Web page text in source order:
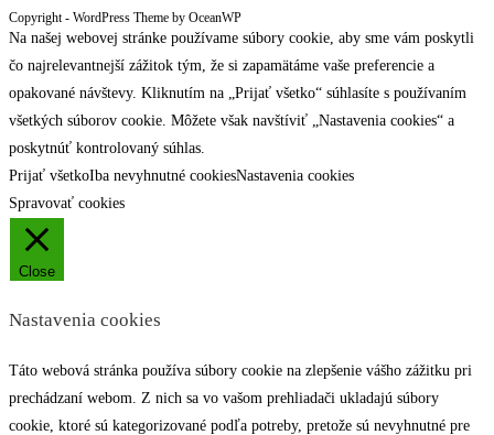
Copyright - WordPress Theme by OceanWP
Na našej webovej stránke používame súbory cookie, aby sme vám poskytli
čo najrelevantnejší zážitok tým, že si zapamätáme vaše preferencie a
opakované návštevy. Kliknutím na „Prijať všetko“ súhlasíte s používaním
všetkých súborov cookie. Môžete však navštíviť „Nastavenia cookies“ a
poskytnúť kontrolovaný súhlas.
Prijať všetkoIba nevyhnutné cookiesNastavenia cookies
Spravovať cookies
Close
Nastavenia cookies
Táto webová stránka používa súbory cookie na zlepšenie vášho zážitku pri
prechádzaní webom. Z nich sa vo vašom prehliadači ukladajú súbory
cookie, ktoré sú kategorizované podľa potreby, pretože sú nevyhnutné pre